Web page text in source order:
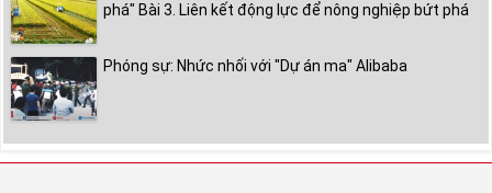
phá" Bài 3. Liên kết động lực để nông nghiệp bứt phá
Phóng sự: Nhức nhối với "Dự án ma" Alibaba